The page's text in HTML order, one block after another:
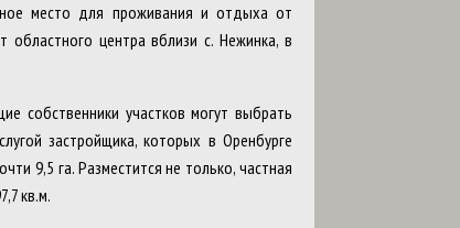
место для проживания и отдыха от
центра вблизи с. Нежинка, в
собственники участков могут выбрать
застройщика, которых в Оренбурге
9,5 га. Разместится не только, частная
кв.м.